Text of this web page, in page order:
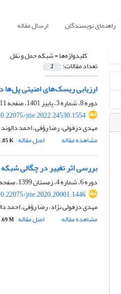
راهنمای نویسندگان ارسال مقاله
کلیدواژه‌ها =شبکه حمل و نقل
تعداد مقالات: 2
ارزیابی ریسک‌های امنیتی
دوره 8، شماره 3، پاییز 1401، صفحه
jtie.2022.24530.1554
مهدی دزفولی، رضا رؤفی، احمد دالوند
مشاهده مقاله
اصل مقاله K
بررسی اثر تغییر در چگالی
دوره 6، شماره 4، زمستان 1399، صفحه
jtie.2020.20001.1446
مهدی دزفولی نژاد، رضا رؤفی، احمد
مشاهده مقاله
اصل مقاله M